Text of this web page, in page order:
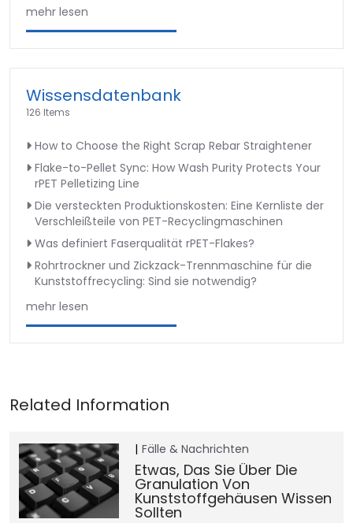
mehr lesen
Wissensdatenbank
126 Items
How to Choose the Right Scrap Rebar Straightener
Flake-to-Pellet Sync: How Wash Purity Protects Your
rPET Pelletizing Line
Die versteckten Produktionskosten: Eine Kernliste der
Verschleißteile von PET-Recyclingmaschinen
Was definiert Faserqualität rPET-Flakes?
Rohrtrockner und Zickzack-Trennmaschine für die
Kunststoffrecycling: Sind sie notwendig?
mehr lesen
Fälle & Nachrichten
Etwas, Das Sie Über Die
Granulation Von
Kunststoffgehäusen Wissen
Sollten